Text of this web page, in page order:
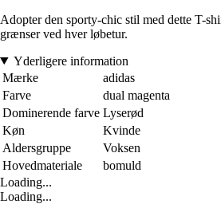
Adopter den sporty-chic stil med dette T-
grænser ved hver løbetur.
Yderligere information
Mærke
adidas
Farve
dual magenta
Dominerende farve Lyserød
Køn
Kvinde
Aldersgruppe
Voksen
Hovedmateriale
bomuld
Loading...
Loading...